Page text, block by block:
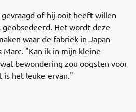
of hij ooit heeft willen
Het wordt deze
waar de fabriek in Japan
"Kan ik in mijn kleine
bewondering zou oogsten voor
is het leuke ervan."